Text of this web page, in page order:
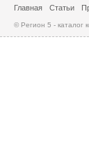
Главная Статьи
© Регион 5 - каталог